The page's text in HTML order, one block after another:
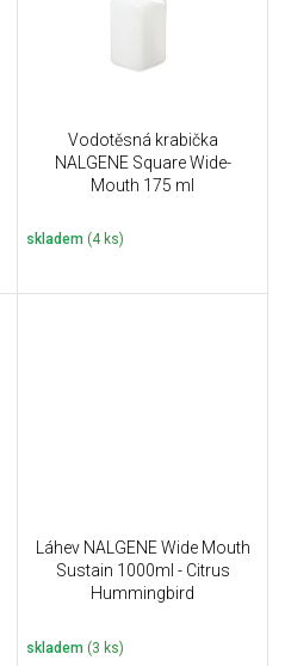
Vodotěsná krabička
NALGENE Square Wide-
Mouth 175 ml
skladem (4 ks)
Láhev NALGENE Wide Mouth
Sustain 1000ml - Citrus
Hummingbird
skladem (3 ks)